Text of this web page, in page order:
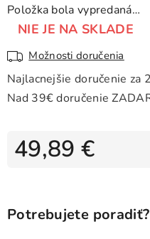
Položka bola vypredaná…
NIE JE NA SKLADE
Možnosti doručenia
49,89 €
Potrebujete poradiť?